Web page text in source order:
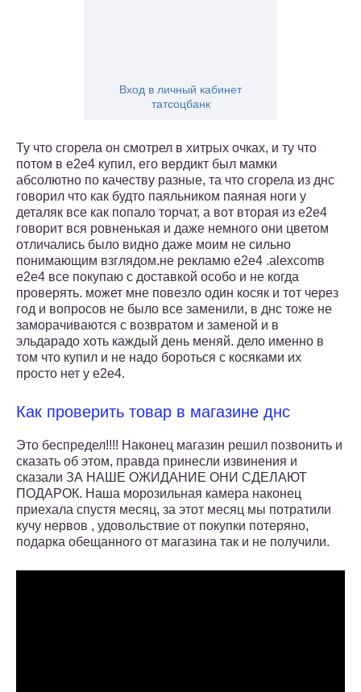
Вход в личный кабинет
татсоцбанк
Ту что сгорела он смотрел в хитрых очках, и ту что
потом в е2е4 купил, его вердикт был мамки
абсолютно по качеству разные, та что сгорела из днс
говорил что как будто паяльником паяная ноги у
деталяк все как попало торчат, а вот вторая из е2е4
говорит вся ровненькая и даже немного они цветом
отличались было видно даже моим не сильно
понимающим взглядом.не рекламю е2е4 .alexcomв
е2е4 все покупаю с доставкой особо и не когда
проверять. может мне повезло один косяк и тот через
год и вопросов не было все заменили, в днс тоже не
заморачиваются с возвратом и заменой и в
эльдарадо хоть каждый день меняй. дело именно в
том что купил и не надо бороться с косяками их
просто нет у е2е4.
Как проверить товар в магазине днс
Это беспредел!!!! Наконец магазин решил позвонить и
сказать об этом, правда принесли извинения и
сказали ЗА НАШЕ ОЖИДАНИЕ ОНИ СДЕЛАЮТ
ПОДАРОК. Наша морозильная камера наконец
приехала спустя месяц, за этот месяц мы потратили
кучу нервов , удовольствие от покупки потеряно,
подарка обещанного от магазина так и не получили.